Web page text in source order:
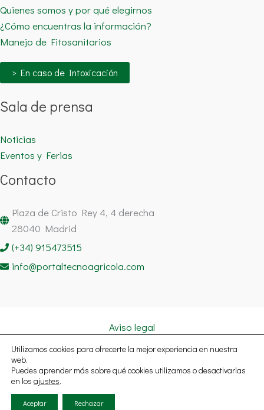
Quienes somos y por qué elegirnos
¿Cómo encuentras la información?
Manejo de Fitosanitarios
> En caso de Intoxicación
Sala de prensa
Noticias
Eventos y Ferias
Contacto
Plaza de Cristo Rey 4, 4 derecha
28040 Madrid
(+34) 915473515
info@portaltecnoagricola.com
Aviso legal
Política de cookies
Copyright © 2026 Portal Tecnoagrícola Noticias España | Todos
los derechos reservados.
Utilizamos cookies para ofrecerte la mejor experiencia en nuestra
web.
Puedes aprender más sobre qué cookies utilizamos o desactivarlas
en los ajustes.
Aceptar Rechazar